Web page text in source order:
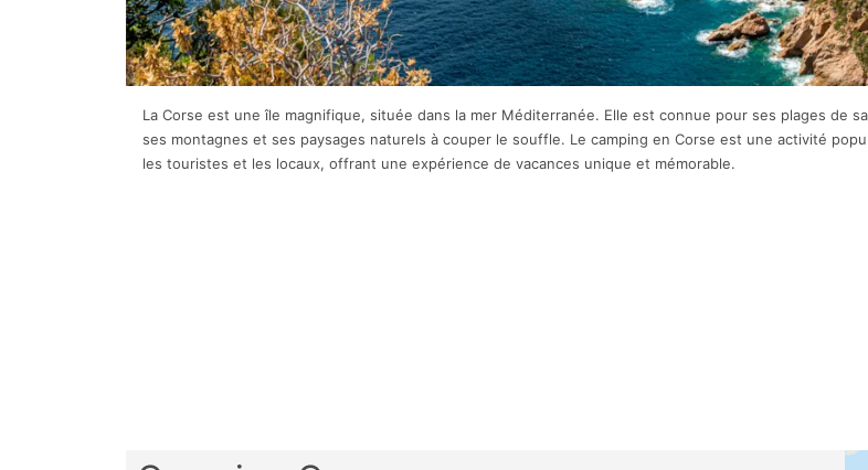
La Corse est une île magnifique, située dans la mer Méditerranée. Elle est connue pour ses plages de
ses montagnes et ses paysages naturels à couper le souffle. Le camping en Corse est une activité
les touristes et les locaux, offrant une expérience de vacances unique et mémorable.